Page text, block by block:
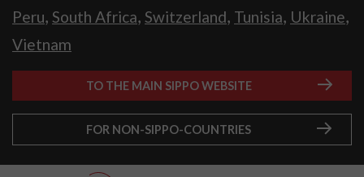
Peru, South Africa, Switzerland, Tunisia, Ukraine,
Vietnam
TO THE MAIN SIPPO WEBSITE
FOR NON-SIPPO-COUNTRIES